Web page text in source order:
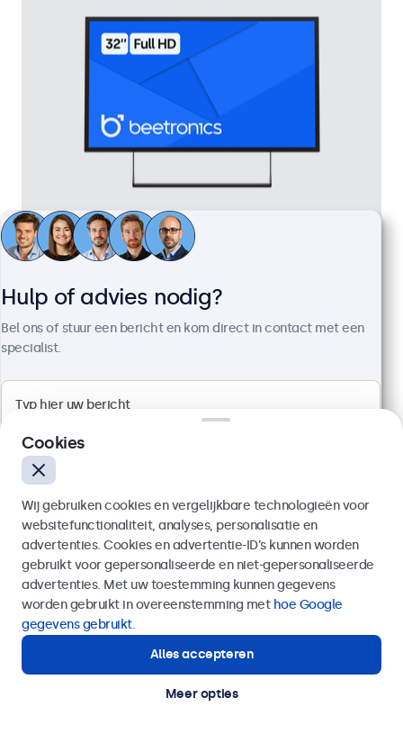
32 Inch Monitor Metaal
100+ stuks beschikbaar
Aansluitingen: HDMI, VGA, BNC, RCA
Montage: desktop, wand, inbouw
Buitenmaat: 726 x 420 x 42 mm
€ 599,00
€ 724,79 incl. btw
Bekijken
In winkelwagen
Hulp of advies nodig?
Bel ons of stuur een bericht en kom direct in contact met een
specialist.
Verzenden
Of bel ons op
Hulp of advies nodig?
Direct contact met een specialist.
Cookies
Wij gebruiken cookies en vergelijkbare technologieën voor
websitefunctionaliteit, analyses, personalisatie en
advertenties. Cookies en advertentie-ID’s kunnen worden
gebruikt voor gepersonaliseerde en niet-gepersonaliseerde
advertenties. Met uw toestemming kunnen gegevens
worden gebruikt in overeenstemming met hoe Google
gegevens gebruikt.
Alles accepteren
Meer opties